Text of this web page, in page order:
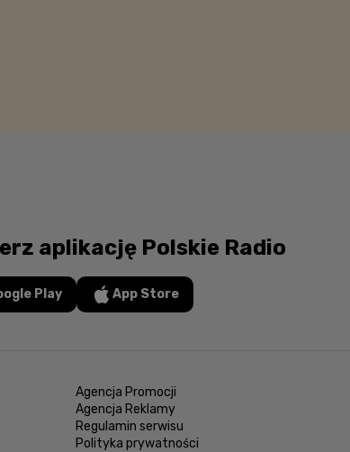
aplikację Polskie Radio
Play App Store
Agencja Promocji
Agencja Reklamy
Regulamin serwisu
Polityka prywatności